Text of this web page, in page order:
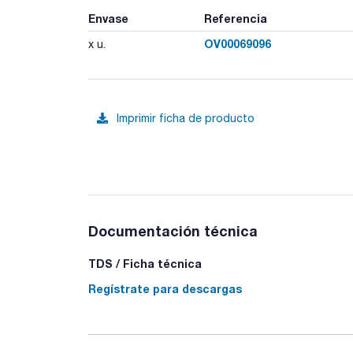
Envase Referencia
x u. OV00069096
Imprimir ficha de producto
Documentación técnica
TDS / Ficha técnica
Regístrate para descargas